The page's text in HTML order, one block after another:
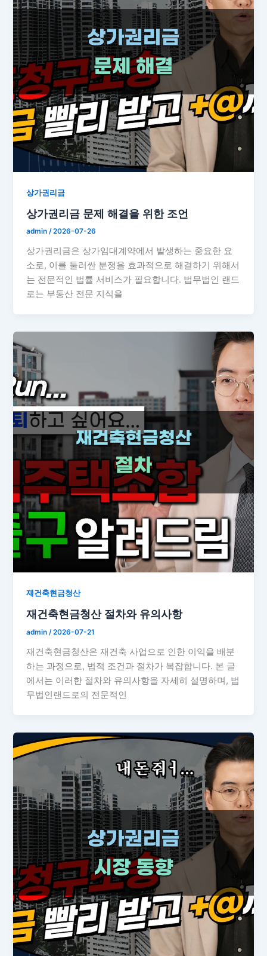
상가권리금
상가권리금 문제 해결을 위한 조언
admin/2026-07-26
상가권리금은 상가임대계약에서 발생하는 중요한 요
소로, 이를 둘러싼 분쟁을 효과적으로 해결하기 위해서
는 전문적인 법률 서비스가 필요합니다. 법무법인 랜드
로는 부동산 전문 지식을
재건축현금청산
재건축현금청산 절차와 유의사항
admin/2026-07-21
재건축현금청산은 재건축 사업으로 인한 이익을 배분
하는 과정으로, 법적 조건과 절차가 복잡합니다. 본 글
에서는 이러한 절차와 유의사항을 자세히 설명하며, 법
무법인랜드로의 전문적인